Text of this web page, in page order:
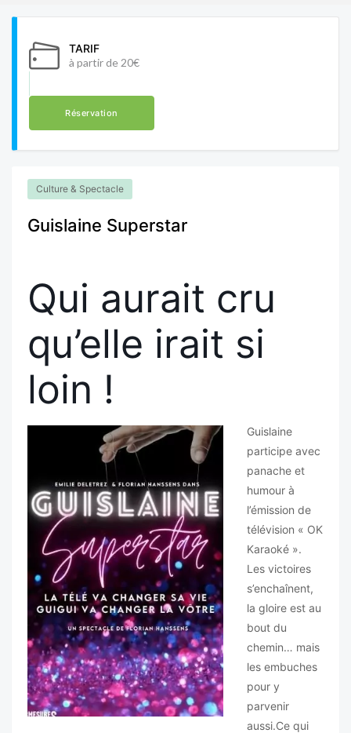
TARIF
à partir de 20€
Réservation
Culture & Spectacle
Guislaine Superstar
Qui aurait cru
qu’elle irait si
loin !
Guislaine
participe avec
panache et
humour à
l’émission de
télévision « OK
Karaoké ».
Les victoires
s’enchaînent,
la gloire est au
bout du
chemin… mais
les embuches
pour y
parvenir
aussi.Ce qui